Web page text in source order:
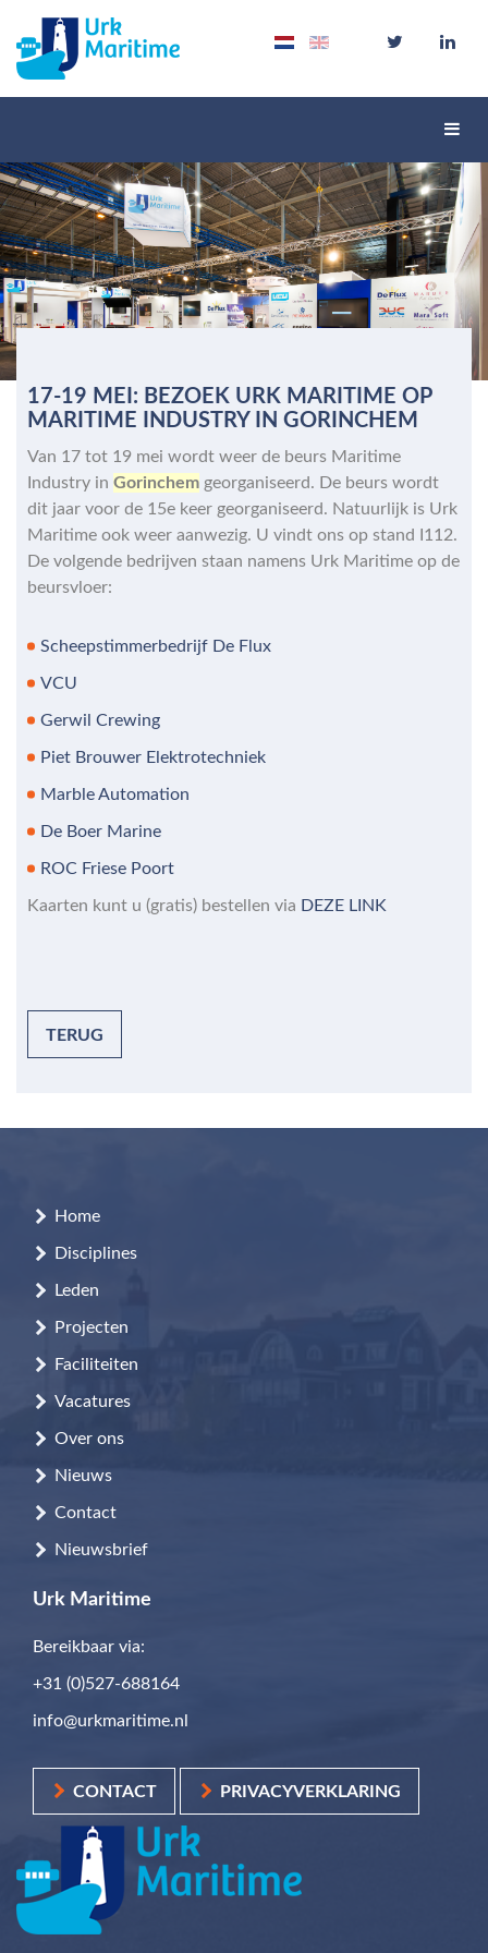
17-19 MEI: BEZOEK URK MARITIME OP
MARITIME INDUSTRY IN GORINCHEM
Van 17 tot 19 mei wordt weer de beurs Maritime
Industry in Gorinchem georganiseerd. De beurs wordt
dit jaar voor de 15e keer georganiseerd. Natuurlijk is Urk
Maritime ook weer aanwezig. U vindt ons op stand I112.
De volgende bedrijven staan namens Urk Maritime op de
beursvloer:
Scheepstimmerbedrijf De Flux
VCU
Gerwil Crewing
Piet Brouwer Elektrotechniek
Marble Automation
De Boer Marine
ROC Friese Poort
Kaarten kunt u (gratis) bestellen via DEZE LINK
TERUG
Home
Disciplines
Leden
Projecten
Faciliteiten
Vacatures
Over ons
Nieuws
Contact
Nieuwsbrief
Urk Maritime
Bereikbaar via:
+31 (0)527-688164
info@urkmaritime.nl
CONTACT PRIVACYVERKLARING